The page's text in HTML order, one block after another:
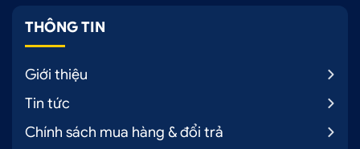
THÔNG TIN
Giới thiệu
Tin tức
Chính sách mua hàng & đổi trả